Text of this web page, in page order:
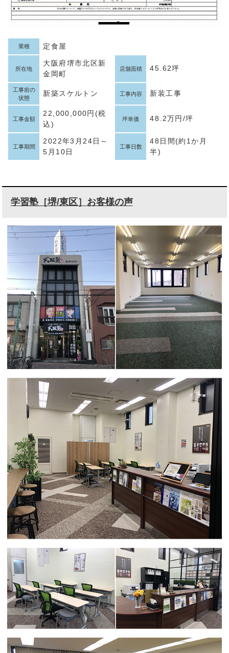
業種 定食屋
所在地
大阪府堺市北区新
金岡町
店舗面積 45.62坪
工事前の
状態
新築スケルトン 工事内容 新装工事
工事金額
22,000,000円(税
込)
坪単価 48.2万円/坪
工事期間
2022年3月24日～
5月10日
工事日数
48日間(約1か月
半)
学習塾［堺/東区］お客様の声